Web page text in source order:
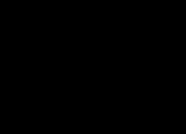
und der Kombination von
Umsetzung im Film. Voigt
DDR-Fernsehen und dann
und Gerhard
besonderer Einsatz von Fotos
dann holte man mich,
das kann.“ (Peter Voigt). So
zu produzieren. Sie